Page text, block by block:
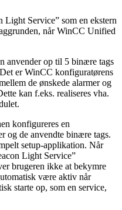
Light Service” som en ekstern
når WinCC Unified
anvender op til 5 binære tags
er WinCC konfiguratørens
de ønskede alarmer og
kan f.eks. realiseres vha.
konfigureres en
og de anvendte binære tags.
setup-applikation. Når
Light Service”
brugeren ikke at bekymre
være aktiv når
starte op, som en service,